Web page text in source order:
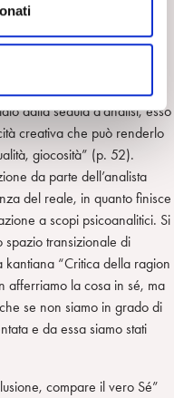
transizionali che
“il primo possesso
essere il soggetto e di non
Allo stesso modo,
dalla seduta d’analisi, esso
creativa che può renderlo
giocosità” (p. 52).
da parte dell’analista
del reale, in quanto finisce
a scopi psicoanalitici. Si
spazio transizionale di
“Critica della ragion
afferriamo la cosa in sé, ma
se non siamo in grado di
e da essa siamo stati
compare il vero Sé”